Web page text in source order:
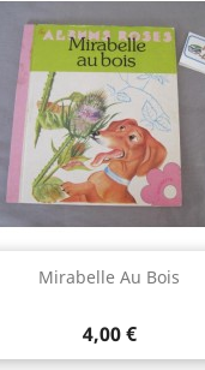
Mirabelle Au Bois
Prix
4,00 €